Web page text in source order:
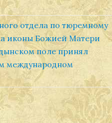
отдела по тюремному
иконы Божией Матери
поле принял
международном